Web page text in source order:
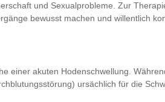
und Sexualprobleme. Zur
bewusst machen und willentlich
einer akuten Hodenschwellung.
ursächlich für die